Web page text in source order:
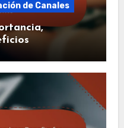
de Canales